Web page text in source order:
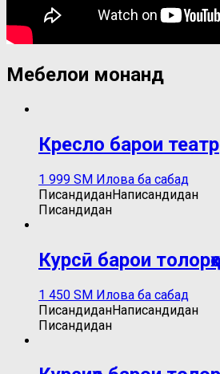
Мебелҳои монанд
Кресло барои театр
1 999 ЅМ Илова ба сабад
ПисандиданНаписандидан
Писандидан
Курсӣ барои толорҳо
1 450 ЅМ Илова ба сабад
ПисандиданНаписандидан
Писандидан